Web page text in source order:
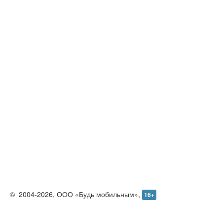
© 2004-2026, ООО «Будь мобильным», 16+